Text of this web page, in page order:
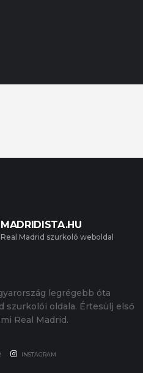
MADRIDISTA.HU
Real Madrid szurkoló weboldal
legrégebb óta
szurkolói oldala. Értesülj első
Real Madrid.
INSTAGRAM